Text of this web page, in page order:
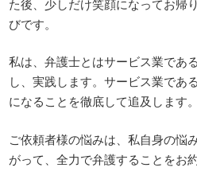
た後、少しだけ笑顔になってお帰
びです。
私は、弁護士とはサービス業であ
し、実践します。サービス業であ
になることを徹底して追及します。
ご依頼者様の悩みは、私自身の悩
がって、全力で弁護することをお